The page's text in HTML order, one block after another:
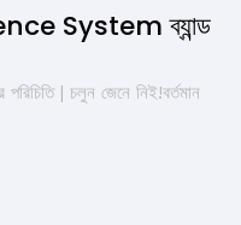
System ব্যান্ড
পরিচিতি | চলুন জেনে নিই!বর্তমান